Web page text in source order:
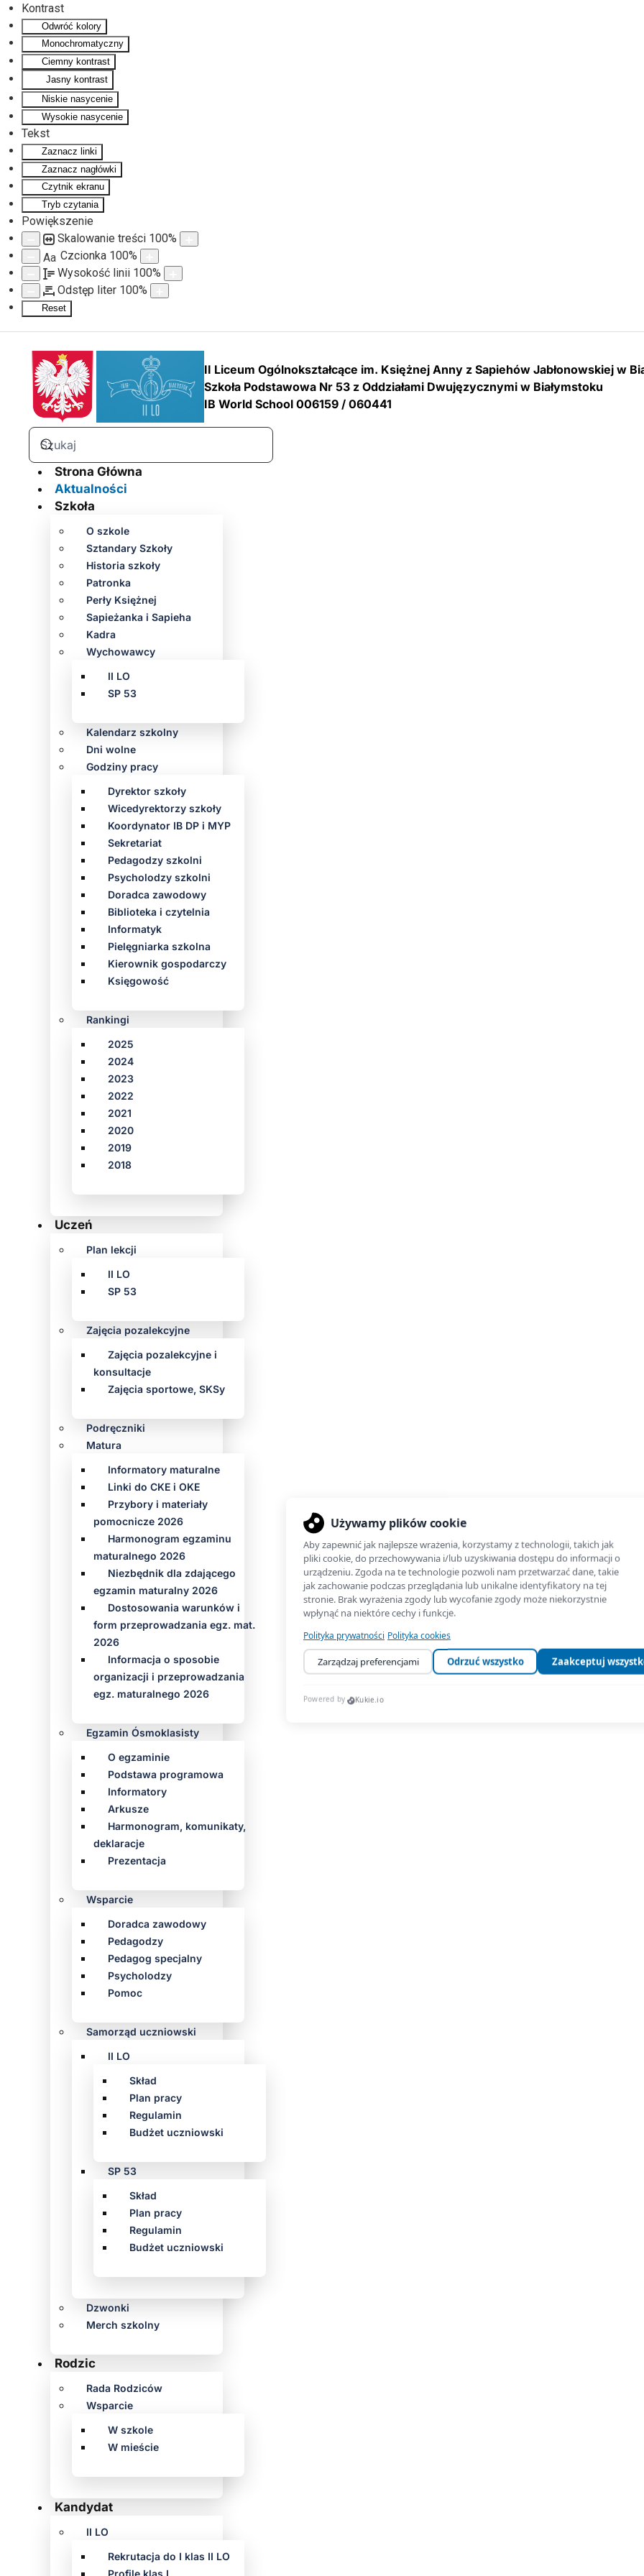
Kontrast
Odwróć kolory
Monochromatyczny
Ciemny kontrast
Jasny kontrast
Niskie nasycenie
Wysokie nasycenie
Tekst
Zaznacz linki
Zaznacz nagłówki
Czytnik ekranu
Tryb czytania
Powiększenie
Skalowanie treści 100%
Aa Czcionka 100%
Wysokość linii 100%
Odstęp liter 100%
Reset
II Liceum Ogólnokształcące im. Księżnej Anny z Sapiehów Jabłonowskiej w
Szkoła Podstawowa Nr 53 z Oddziałami Dwujęzycznymi w Białymstoku
IB World School 006159 / 060441
Strona Główna
Aktualności
Szkoła
O szkole
Sztandary Szkoły
Historia szkoły
Patronka
Perły Księżnej
Sapieżanka i Sapieha
Kadra
Wychowawcy
II LO
SP 53
Kalendarz szkolny
Dni wolne
Godziny pracy
Dyrektor szkoły
Wicedyrektorzy szkoły
Koordynator IB DP i MYP
Sekretariat
Pedagodzy szkolni
Psycholodzy szkolni
Doradca zawodowy
Biblioteka i czytelnia
Informatyk
Pielęgniarka szkolna
Kierownik gospodarczy
Księgowość
Rankingi
2025
2024
2023
2022
2021
2020
2019
2018
Uczeń
Plan lekcji
II LO
SP 53
Zajęcia pozalekcyjne
Zajęcia pozalekcyjne i
konsultacje
Zajęcia sportowe, SKSy
Podręczniki
Matura
Informatory maturalne
Linki do CKE i OKE
Przybory i materiały
pomocnicze 2026
Harmonogram egzaminu
maturalnego 2026
Niezbędnik dla zdającego
egzamin maturalny 2026
Dostosowania warunków i
form przeprowadzania egz. mat.
2026
Informacja o sposobie
organizacji i przeprowadzania
egz. maturalnego 2026
Egzamin Ósmoklasisty
O egzaminie
Podstawa programowa
Informatory
Arkusze
Harmonogram, komunikaty,
deklaracje
Prezentacja
Wsparcie
Doradca zawodowy
Pedagodzy
Pedagog specjalny
Psycholodzy
Pomoc
Samorząd uczniowski
II LO
Skład
Plan pracy
Regulamin
Budżet uczniowski
SP 53
Skład
Plan pracy
Regulamin
Budżet uczniowski
Dzwonki
Merch szkolny
Rodzic
Rada Rodziców
Wsparcie
W szkole
W mieście
Kandydat
II LO
Rekrutacja do I klas II LO
Profile klas I